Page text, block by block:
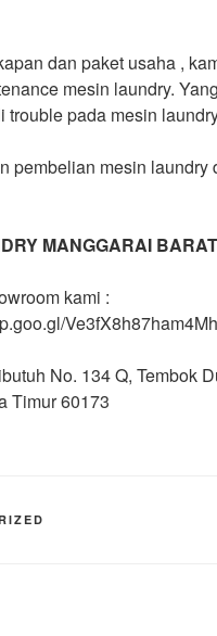
dan paket usaha ,
mesin laundry.
trouble pada mesin
pembelian mesin
MANGGARAI BARAT
kami :
No. 134 Q, Tembok
Timur 60173